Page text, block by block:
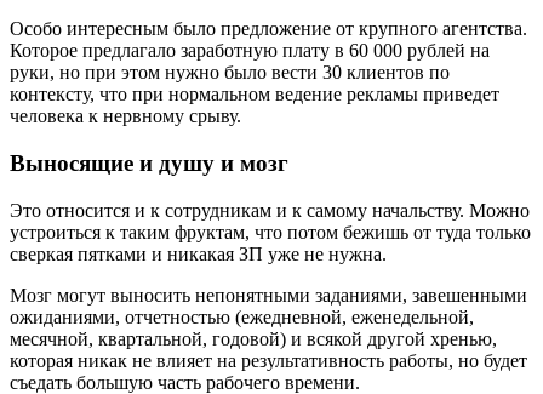
Особо интересным было предложение от крупного агентства.
Которое предлагало заработную плату в 60 000 рублей на
руки, но при этом нужно было вести 30 клиентов по
контексту, что при нормальном ведение рекламы приведет
человека к нервному срыву.
Выносящие и душу и мозг
Это относится и к сотрудникам и к самому начальству. Можно
устроиться к таким фруктам, что потом бежишь от туда только
сверкая пятками и никакая ЗП уже не нужна.
Мозг могут выносить непонятными заданиями, завешенными
ожиданиями, отчетностью (ежедневной, еженедельной,
месячной, квартальной, годовой) и всякой другой хренью,
которая никак не влияет на результативность работы, но будет
съедать большую часть рабочего времени.